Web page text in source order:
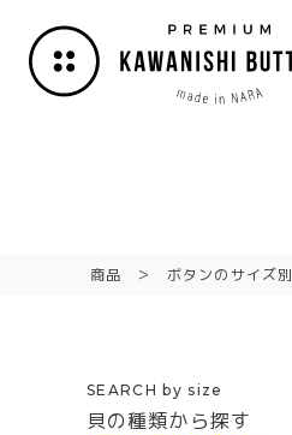
商品 ボタンのサイズ別
SEARCH by size
貝の種類から探す